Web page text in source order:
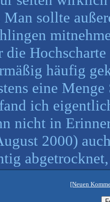
sollte
die
häufig
eine
ich
nicht in
2000)
[Neuen